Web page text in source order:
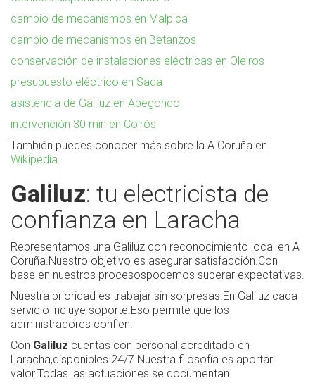
cambio de mecanismos en Malpica
cambio de mecanismos en Betanzos
conservación de instalaciones eléctricas en Oleiros
presupuesto eléctrico en Sada
asistencia de Galiluz en Abegondo
intervención 30 min en Coirós
También puedes conocer más sobre la A Coruña en
Wikipedia
Galiluz: tu electricista de
confianza en Laracha
Representamos una Galiluz con reconocimiento local en A
Coruña.Nuestro objetivo es asegurar satisfacción.Con
base en nuestros procesospodemos superar expectativas.
Nuestra prioridad es trabajar sin sorpresas.En Galiluz cada
servicio incluye soporte.Eso permite que los
administradores confíen.
Con Galiluz cuentas con personal acreditado en
Laracha,disponibles 24/7.Nuestra filosofía es aportar
valor.Todas las actuaciones se documentan.